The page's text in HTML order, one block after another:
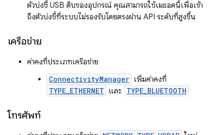
ตัวบ่งชี้ USB ดิบของอุปกรณ์ คุณสามารถใช้เมธอดนี้เพื่อเข้า
ถึงตัวบ่งชี้ที่ระบบไม่รองรับโดยตรงผ่าน API ระดับที่สูงขึ้น
เครือข่าย
ค่าคงที่ประเภทเครือข่าย
ConnectivityManager เพิ่มค่าคงที่
TYPE_ETHERNET และ TYPE_BLUETOOTH
โทรศัพท์